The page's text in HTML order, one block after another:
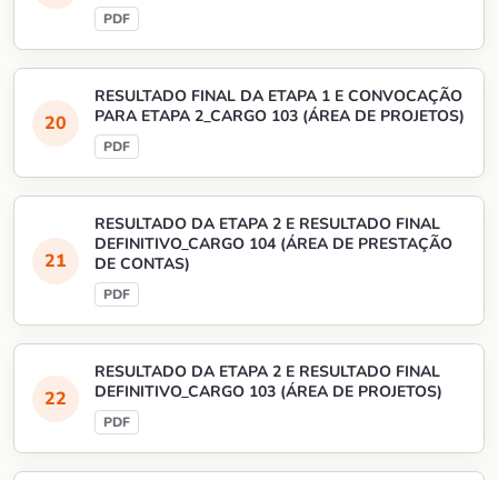
RESULTADO FINAL DA ETAPA 1 E CONVOCAÇÃO
PARA ETAPA 2_CARGO 103 (ÁREA DE PROJETOS)
RESULTADO DA ETAPA 2 E RESULTADO FINAL
DEFINITIVO_CARGO 104 (ÁREA DE PRESTAÇÃO
DE CONTAS)
RESULTADO DA ETAPA 2 E RESULTADO FINAL
DEFINITIVO_CARGO 103 (ÁREA DE PROJETOS)